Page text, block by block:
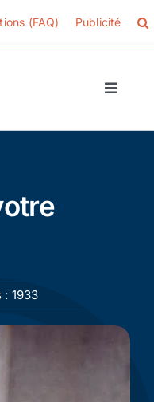
(FAQ) Publicité
Toggle
1933